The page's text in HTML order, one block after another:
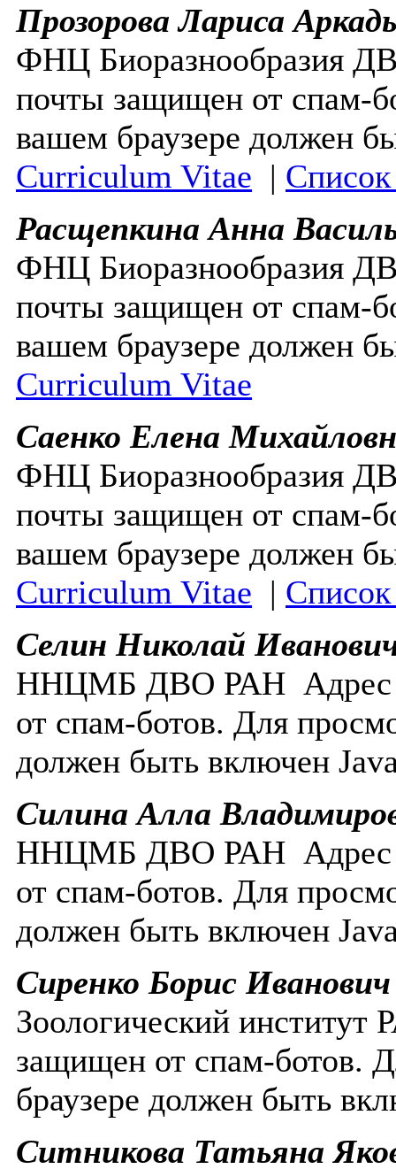
Прозорова Лариса
ФНЦ Биоразнообразия
почты защищен от спам-
вашем браузере должен
Curriculum Vitae |
Расщепкина Анна
ФНЦ Биоразнообразия
почты защищен от спам-
вашем браузере должен
Curriculum Vitae
Саенко Елена
ФНЦ Биоразнообразия
почты защищен от спам-
вашем браузере должен
Curriculum Vitae |
Селин Николай
ННЦМБ ДВО РАН
от спам-ботов. Для
должен быть включен
Силина Алла
ННЦМБ ДВО РАН
от спам-ботов. Для
должен быть включен
Сиренко Борис Иванович
Зоологический
защищен от спам-ботов.
браузере должен быть
Ситникова Татьяна